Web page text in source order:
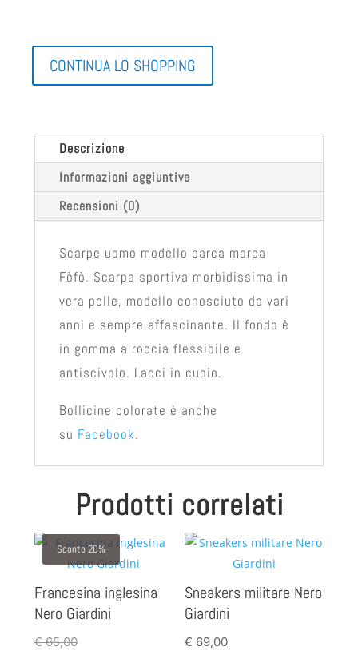
CONTINUA LO SHOPPING
Descrizione
Informazioni aggiuntive
Recensioni (0)
Scarpe uomo modello barca marca
Fòfò. Scarpa sportiva morbidissima in
vera pelle, modello conosciuto da vari
anni e sempre affascinante. Il fondo è
in gomma a roccia flessibile e
antiscivolo. Lacci in cuoio.
Bollicine colorate è anche
su Facebook.
Prodotti correlati
Sconto 20%
Francesina inglesina
Nero Giardini
€65,00
Sneakers militare Nero
Giardini
€ 69,00